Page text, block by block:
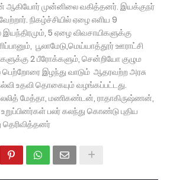
ஆகியோர் முன்னிலை வகித்தனர். இயக்குநர்
நிகழ்ச்சியில் ஏழை எளிய 9
5 ஏழை விவசாயிகளுக்கு
பூலாமேடு,மெய்யாத்தூர் ஊராட்சி
2 பீரோக்களும், சென்றியோ குழும
பெற்றோரை இழந்து வாடும் ஆதரவற்ற அரசு
உதவி தொகையும் வழங்கப்பட்டது.
லலித் மேத்தா, மணிகண்டன், ராதாகிருஷ்ணன்,
பலர் கலந்து கொண்டு புதிய
தெரிவித்தனர்